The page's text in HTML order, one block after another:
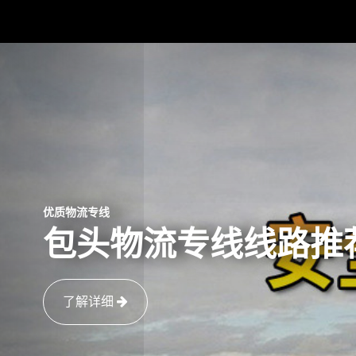
优质物流专线
包头物流专线线路推
了解详细